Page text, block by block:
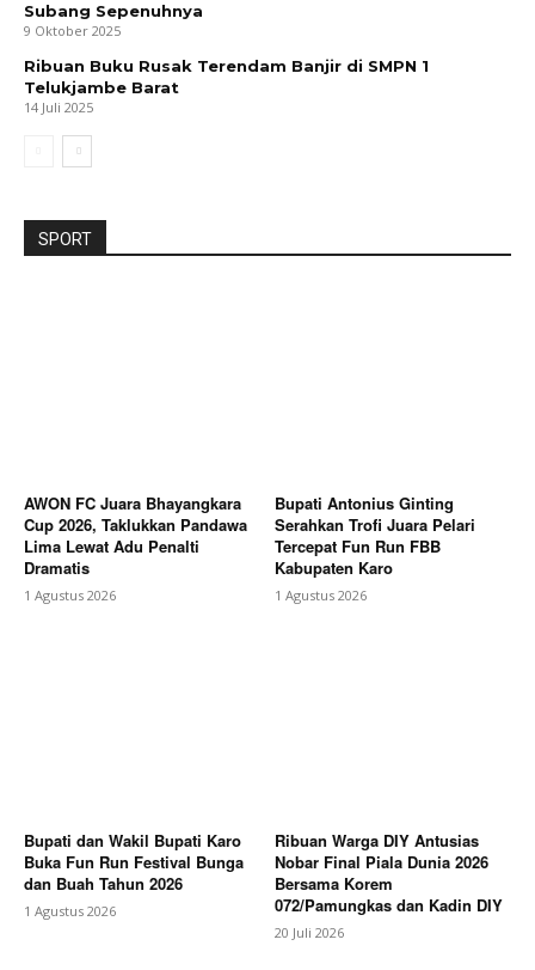
Subang Sepenuhnya
9 Oktober 2025
Ribuan Buku Rusak Terendam Banjir di SMPN 1
Telukjambe Barat
14 Juli 2025
SPORT
AWON FC Juara Bhayangkara
Cup 2026, Taklukkan Pandawa
Lima Lewat Adu Penalti
Dramatis
1 Agustus 2026
Bupati Antonius Ginting
Serahkan Trofi Juara Pelari
Tercepat Fun Run FBB
Kabupaten Karo
1 Agustus 2026
Bupati dan Wakil Bupati Karo
Buka Fun Run Festival Bunga
dan Buah Tahun 2026
1 Agustus 2026
Ribuan Warga DIY Antusias
Nobar Final Piala Dunia 2026
Bersama Korem
072/Pamungkas dan Kadin DIY
20 Juli 2026